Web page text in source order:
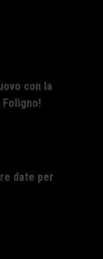
con la
date per